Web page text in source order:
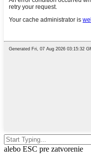
alebo ESC pre zatvorenie